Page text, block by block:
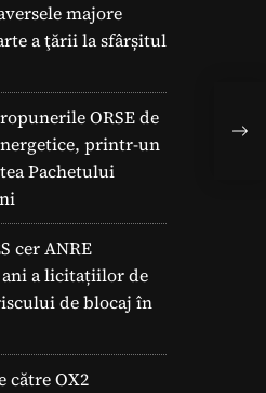
majore
a ţării la sfârșitul
ORSE de
printr-un
Pachetului
cer ANRE
ani a licitațiilor de
de blocaj în
către OX2